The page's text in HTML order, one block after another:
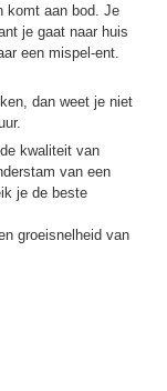
komt aan bod. Je
je gaat naar huis
een mispel-ent.
dan weet je niet
kwaliteit van
van een
je de beste
groeisnelheid van